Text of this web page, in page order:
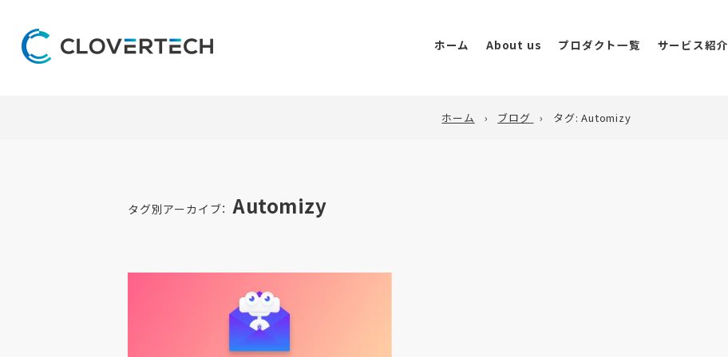
ホーム About us プロダクト一覧
Clover Live
サービス紹介
ホーム ブログ タグ:Automizy
タグ別アーカイブ： Automizy